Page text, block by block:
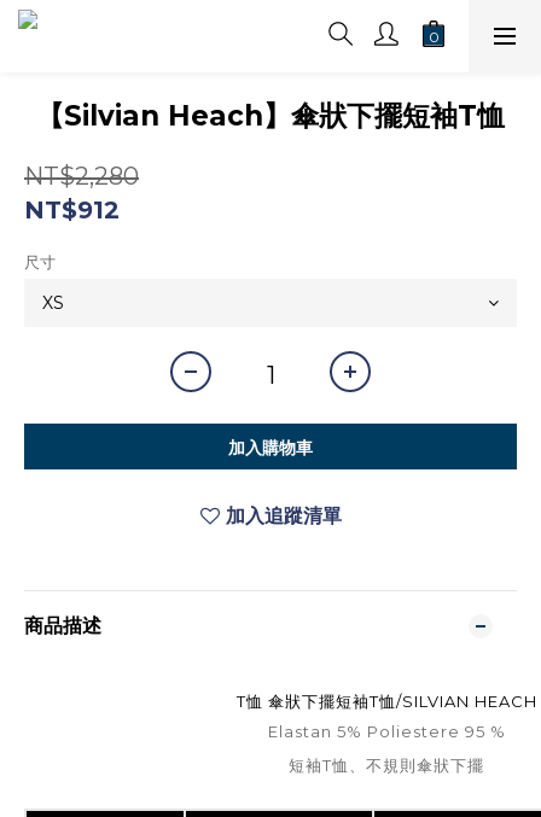
【Silvian Heach】傘狀下擺短袖T恤
NT$2,280
NT$912
尺寸
加入購物車
加入追蹤清單
商品描述
T恤 傘狀下擺短袖T恤/SILVIAN HEACH
Elastan 5% Poliestere 95 %
短袖T恤、不規則傘狀下擺